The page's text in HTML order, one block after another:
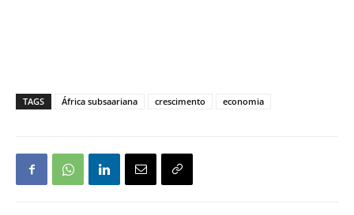
TAGS África subsaariana crescimento economia